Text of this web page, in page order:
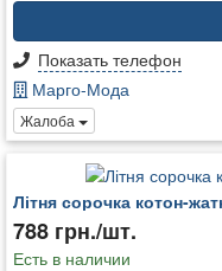
Показать телефон
Марго-Мода
Жалоба
Літня сорочка котон-
788 грн./шт.
Есть в наличии